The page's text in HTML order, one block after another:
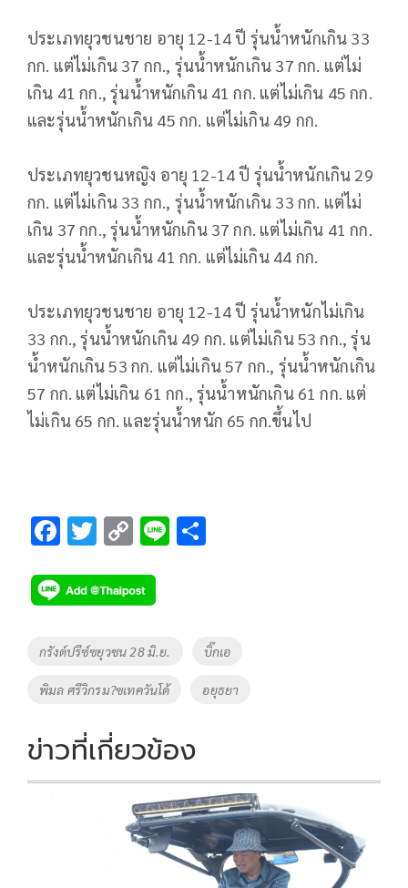
ประเภทยุวชนชาย อายุ 12-14 ปี รุ่นน้ำหนักเกิน 33
กก. แต่ไม่เกิน 37 กก., รุ่นน้ำหนักเกิน 37 กก. แต่ไม่
เกิน 41 กก., รุ่นน้ำหนักเกิน 41 กก. แต่ไม่เกิน 45 กก.
และรุ่นน้ำหนักเกิน 45 กก. แต่ไม่เกิน 49 กก.
ประเภทยุวชนหญิง อายุ 12-14 ปี รุ่นน้ำหนักเกิน 29
กก. แต่ไม่เกิน 33 กก., รุ่นน้ำหนักเกิน 33 กก. แต่ไม่
เกิน 37 กก., รุ่นน้ำหนักเกิน 37 กก. แต่ไม่เกิน 41 กก.
และรุ่นน้ำหนักเกิน 41 กก. แต่ไม่เกิน 44 กก.
ประเภทยุวชนชาย อายุ 12-14 ปี รุ่นน้ำหนักไม่เกิน
33 กก., รุ่นน้ำหนักเกิน 49 กก. แต่ไม่เกิน 53 กก., รุ่น
น้ำหนักเกิน 53 กก. แต่ไม่เกิน 57 กก., รุ่นน้ำหนักเกิน
57 กก. แต่ไม่เกิน 61 กก., รุ่นน้ำหนักเกิน 61 กก. แต่
ไม่เกิน 65 กก. และรุ่นน้ำหนัก 65 กก.ขึ้นไป
F
e
b
o
o
k
T
tt
er
C
p
y
Li
n
k
Li
Tags
กรังด์ปรีซ์ฃยุวชน 28 มิ.ย. บิ๊กเอ
พิมล ศรีวิกรม?ฃเทควันโด้ อยุธยา
ข่าวที่เกี่ยวข้อง